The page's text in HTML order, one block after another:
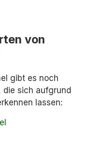
von
gibt es noch
die sich aufgrund
lassen: